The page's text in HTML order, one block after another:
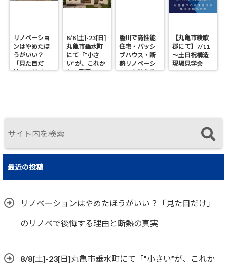
リノベーショ
ンはやめたほ
うがいい？
「見た目だ
け」のリノベ
8/8[土]-23[日]
丸亀市垂水町
にて「”小さ
い”が、これか
らの贅沢。」
香川で高性能
住宅・パッシ
ブハウス・断
熱リノベーシ
ョンを叶える
【丸亀市綾歌
郡にて】7/11
～土日祝構造
現場見学会
最近の投稿
リノベーションはやめたほうがいい？「見た目だけ」
のリノベで後悔する理由と断熱の真実
8/8[土]-23[日]丸亀市垂水町にて「”小さい”が、これか